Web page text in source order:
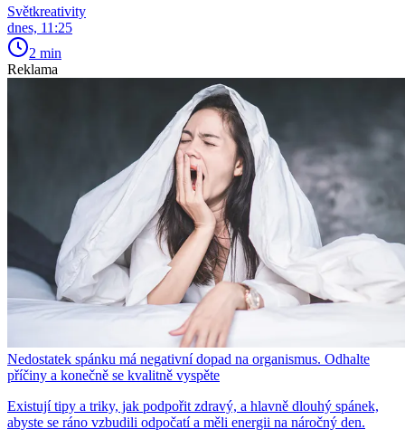
Světkreativity
dnes, 11:25
2 min
Reklama
Nedostatek spánku má negativní dopad na organismus. Odhalte
příčiny a konečně se kvalitně vyspěte
Existují tipy a triky, jak podpořit zdravý, a hlavně dlouhý spánek,
abyste se ráno vzbudili odpočatí a měli energii na náročný den.